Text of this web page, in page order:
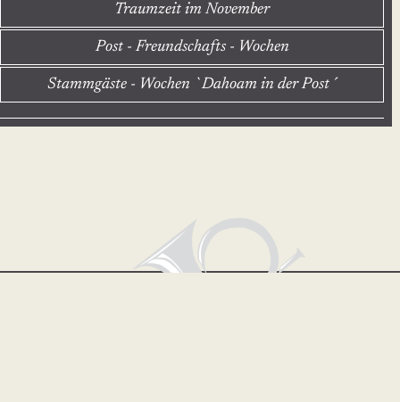
Traumzeit im November
Post - Freundschafts - Wochen
Stammgäste - Wochen `Dahoam in der Post´